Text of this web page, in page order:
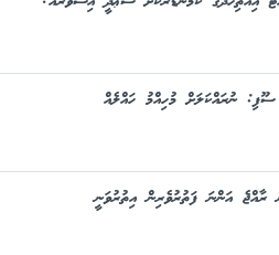
ނުރައްކަލަށް މުހިއްމު ހައްލެއް
ރާއްޖެ އަންނަ ފަތުރުވެރިން އިތުރުވަނީ